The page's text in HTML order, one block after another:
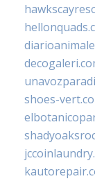
shoes-